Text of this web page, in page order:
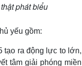
phát biểu
yếu gồm:
tạo ra động lực to lớn,
tâm giải phóng miền